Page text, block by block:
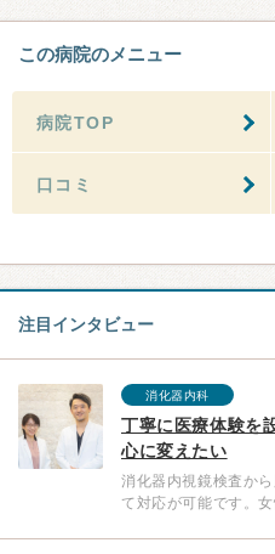
この病院のメニュー
病院TOP
口コミ
注目インタビュー
消化器内科
丁寧に医療体験を
心に変えたい
消化器内視鏡検査か
て対応が可能です。